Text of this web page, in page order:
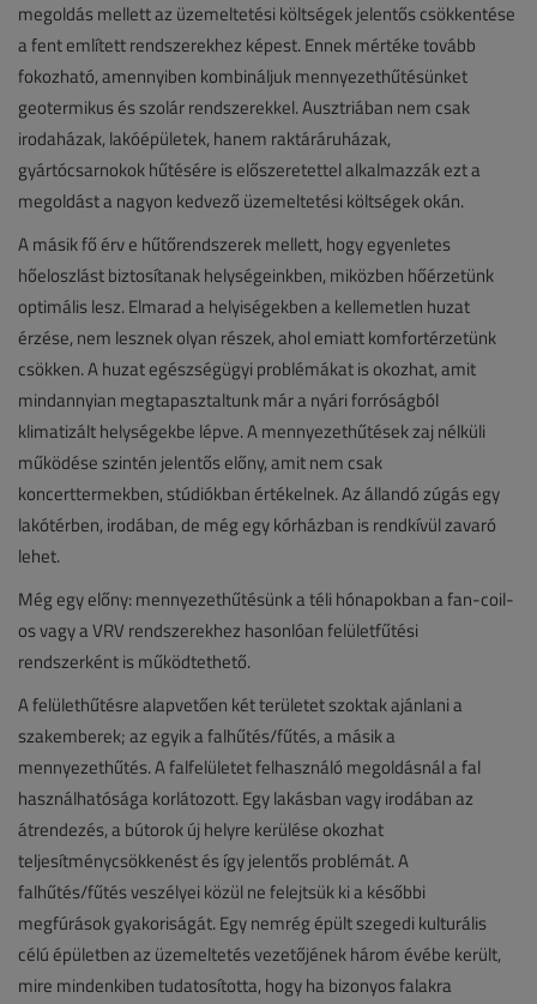
megoldás mellett az üzemeltetési költségek jelentős csökkentése
a fent említett rendszerekhez képest. Ennek mértéke tovább
fokozható, amennyiben kombináljuk mennyezethűtésünket
geotermikus és szolár rendszerekkel. Ausztriában nem csak
irodaházak, lakóépületek, hanem raktáráruházak,
gyártócsarnokok hűtésére is előszeretettel alkalmazzák ezt a
megoldást a nagyon kedvező üzemeltetési költségek okán.
A másik fő érv e hűtőrendszerek mellett, hogy egyenletes
hőeloszlást biztosítanak helységeinkben, miközben hőérzetünk
optimális lesz. Elmarad a helyiségekben a kellemetlen huzat
érzése, nem lesznek olyan részek, ahol emiatt komfortérzetünk
csökken. A huzat egészségügyi problémákat is okozhat, amit
mindannyian megtapasztaltunk már a nyári forróságból
klimatizált helységekbe lépve. A mennyezethűtések zaj nélküli
működése szintén jelentős előny, amit nem csak
koncerttermekben, stúdiókban értékelnek. Az állandó zúgás egy
lakótérben, irodában, de még egy kórházban is rendkívül zavaró
lehet.
Még egy előny: mennyezethűtésünk a téli hónapokban a fan-coil-
os vagy a VRV rendszerekhez hasonlóan felületfűtési
rendszerként is működtethető.
A felülethűtésre alapvetően két területet szoktak ajánlani a
szakemberek; az egyik a falhűtés/fűtés, a másik a
mennyezethűtés. A falfelületet felhasználó megoldásnál a fal
használhatósága korlátozott. Egy lakásban vagy irodában az
átrendezés, a bútorok új helyre kerülése okozhat
teljesítménycsökkenést és így jelentős problémát. A
falhűtés/fűtés veszélyei közül ne felejtsük ki a későbbi
megfúrások gyakoriságát. Egy nemrég épült szegedi kulturális
célú épületben az üzemeltetés vezetőjének három évébe került,
mire mindenkiben tudatosította, hogy ha bizonyos falakra